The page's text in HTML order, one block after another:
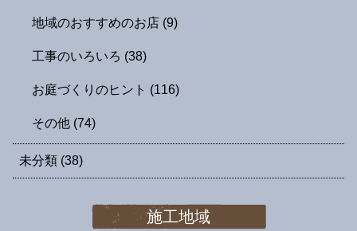
地域のおすすめのお店 (9)
工事のいろいろ (38)
お庭づくりのヒント (116)
その他 (74)
未分類 (38)
施工地域